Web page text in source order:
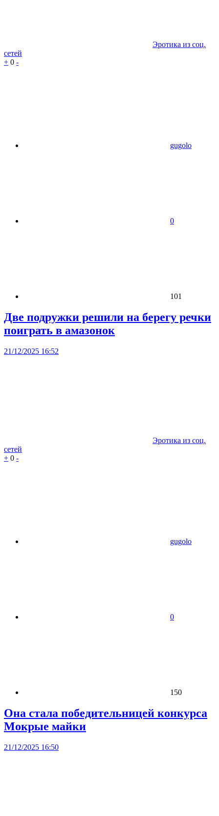
Эротика из соц.
сетей
+ 0 -
gugolo
0
101
Две подружки решили на берегу речки
поиграть в амазонок
21/12/2025 16:52
Эротика из соц.
сетей
+ 0 -
gugolo
0
150
Она стала победительницей конкурса
Мокрые майки
21/12/2025 16:50